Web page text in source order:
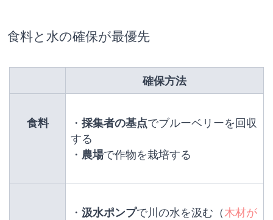
食料と水の確保が最優先
確保方法
食料 ・ 採集者の基点でブルーベリーを回収
する
・ 農場で作物を栽培する
・ 汲水ポンプで川の水を汲む（木材が